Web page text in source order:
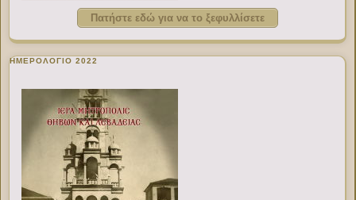
Πατήστε εδώ για να το ξεφυλλίσετε
ΗΜΕΡΟΛΟΓΙΟ 2022